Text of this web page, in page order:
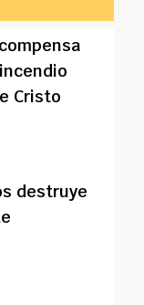
Cristo
destruye